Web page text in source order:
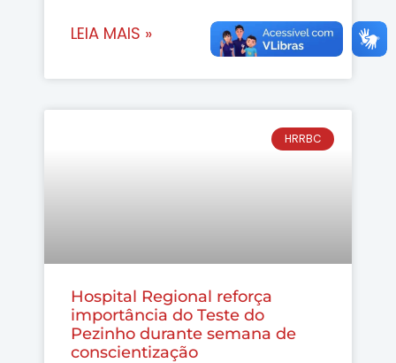
LEIA MAIS »
HRRBC
Hospital Regional reforça
importância do Teste do
Pezinho durante semana de
conscientização